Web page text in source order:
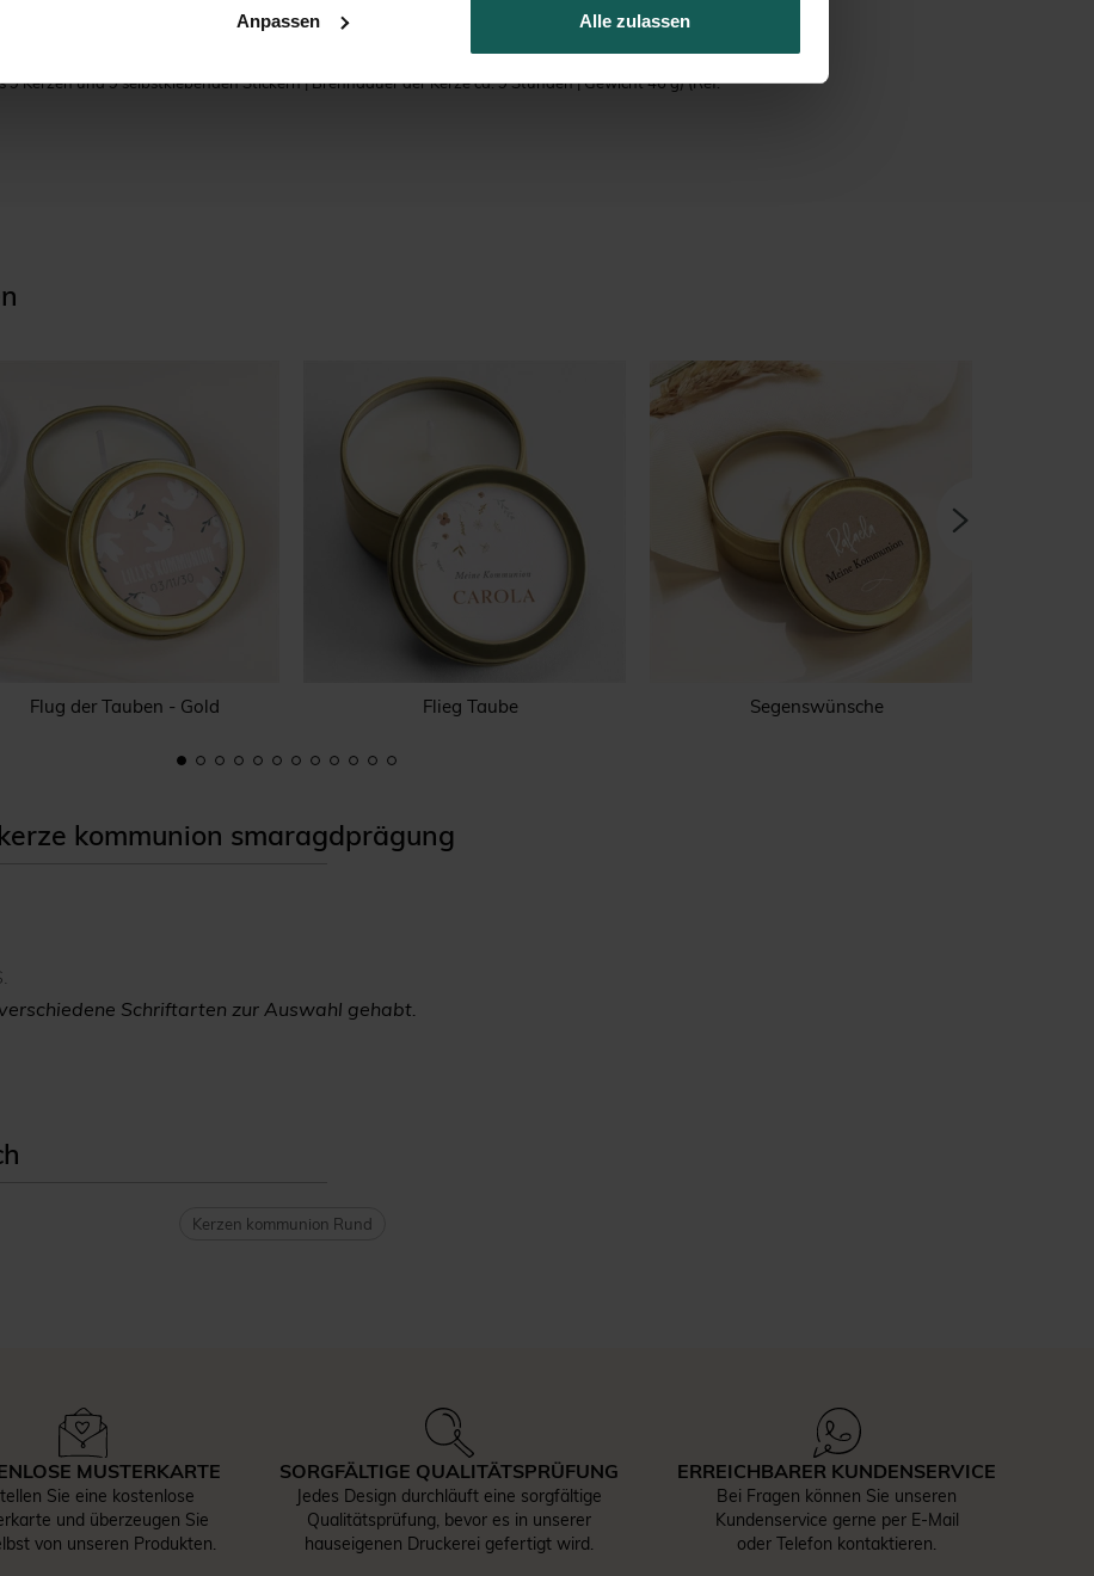
Anpassen Alle zulassen
gegossen wurden. Auf dem Deckel befindet sich ein personalisierbarer Sticker (von Ihnen
9 Kerzen und 9 selbstklebenden Stickern | Brenndauer der Kerze ca. 9 Stunden | Gewicht 46 g)(Ref.
Flug der Tauben - Gold Flieg Taube Segenswünsche
kommunion smaragdprägung
Schriftarten zur Auswahl gehabt.
Kerzen kommunion Rund
MUSTERKARTE
Sie eine kostenlose
und überzeugen Sie
von unseren Produkten.
SORGFÄLTIGE QUALITÄTSPRÜFUNG
Jedes Design durchläuft eine sorgfältige
Qualitätsprüfung, bevor es in unserer
hauseigenen Druckerei gefertigt wird.
ERREICHBARER KUNDENSERVICE
Bei Fragen können Sie unseren
Kundenservice gerne per E-Mail
oder Telefon kontaktieren.